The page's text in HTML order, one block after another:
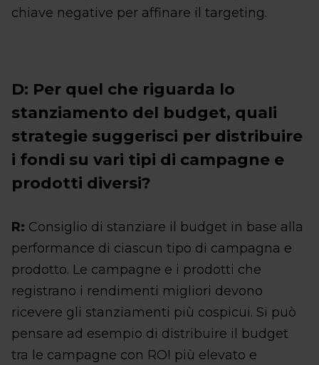
chiave negative per affinare il targeting.
D: Per quel che riguarda lo
stanziamento del budget, quali
strategie suggerisci per distribuire
i fondi su vari tipi di campagne e
prodotti diversi?
R: Consiglio di stanziare il budget in base alla
performance di ciascun tipo di campagna e
prodotto. Le campagne e i prodotti che
registrano i rendimenti migliori devono
ricevere gli stanziamenti più cospicui. Si può
pensare ad esempio di distribuire il budget
tra le campagne con ROI più elevato e